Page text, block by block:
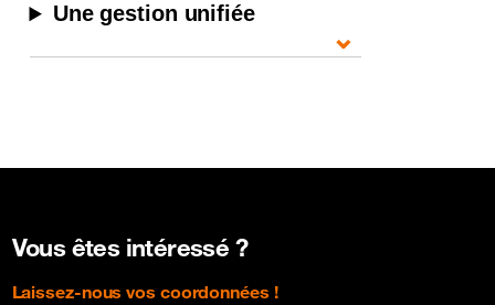
Une gestion unifiée
⌄
Vous êtes intéressé ?
Laissez-nous vos coordonnées !